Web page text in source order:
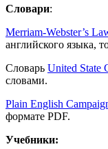
Словари:
Merriam-Webster’s
английского языка,
Словарь United State
словами.
Plain English
формате PDF.
Учебники: